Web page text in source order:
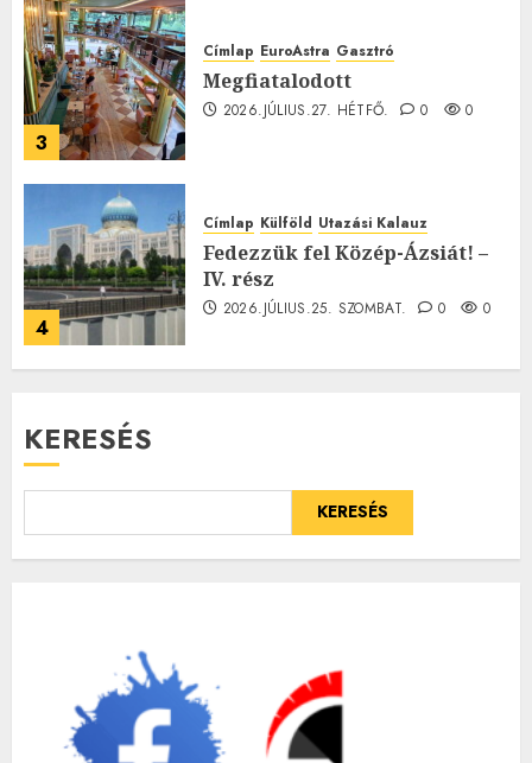
3
Címlap EuroAstra Gasztró
Megfiatalodott
2026.JÚLIUS.27. HÉTFŐ. 0 0
4
Címlap Külföld Utazási Kalauz
Fedezzük fel Közép-Ázsiát! –
IV. rész
2026.JÚLIUS.25. SZOMBAT. 0 0
KERESÉS
KERESÉS